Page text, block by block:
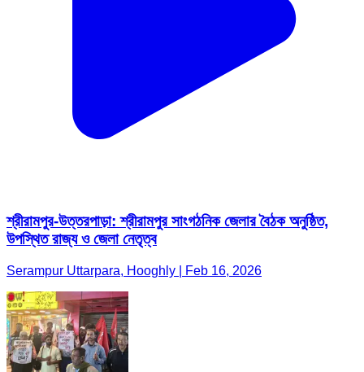
শ্রীরামপুর-উত্তরপাড়া: শ্রীরামপুর সাংগঠনিক জেলার বৈঠক অনুষ্ঠিত,
উপস্থিত রাজ্য ও জেলা নেতৃত্ব
Serampur Uttarpara, Hooghly | Feb 16, 2026